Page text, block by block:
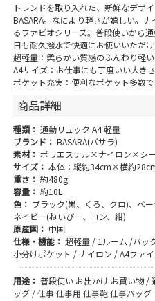
トレンドを取り入れた、新鮮なデザ
BASARA。なにより軽さが嬉しい。
るファビオシリーズ。普段使いから
日も耐久撥水で快適にお使いいただけ
超軽量：柔らかい質感のふんわり軽い
A4サイズ：お仕事にも丁度いい大きさ
ポケット充実：便利なポケット多数で
商品詳細
種類： 通勤リュック A4 軽量
ブランド： BASARA(バサラ)
素材： ポリエステル×ナイロン×シ
サイズ： 本体：縦約34cm×横約
重さ： 約480g
容量： 約10L
色： ブラック(黒、くろ、クロ)、ベ
ネイビー(ねいびー、コン、紺)
原産国： 中国
仕様・機能： 超軽量 / 1ルーム /バッ
小分けポケット / ナイロン / A4ファ
用途： 普段使い お出かけ お買い物 /
ッグ / 仕事 仕事用 仕事鞄 仕事バッ